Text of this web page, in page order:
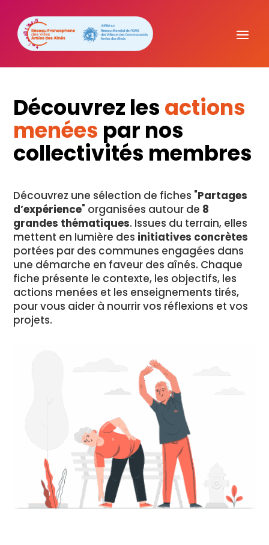
Découvrez les actions
menées par nos
collectivités membres
Découvrez une sélection de fiches "Partages
d’expérience" organisées autour de 8
grandes thématiques. Issues du terrain, elles
mettent en lumière des initiatives concrètes
portées par des communes engagées dans
une démarche en faveur des aînés. Chaque
fiche présente le contexte, les objectifs, les
actions menées et les enseignements tirés,
pour vous aider à nourrir vos réflexions et vos
projets.